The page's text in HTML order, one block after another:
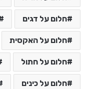
חלום על דגים
חלום על האקסית
חלום על חתול
חלום על כינים